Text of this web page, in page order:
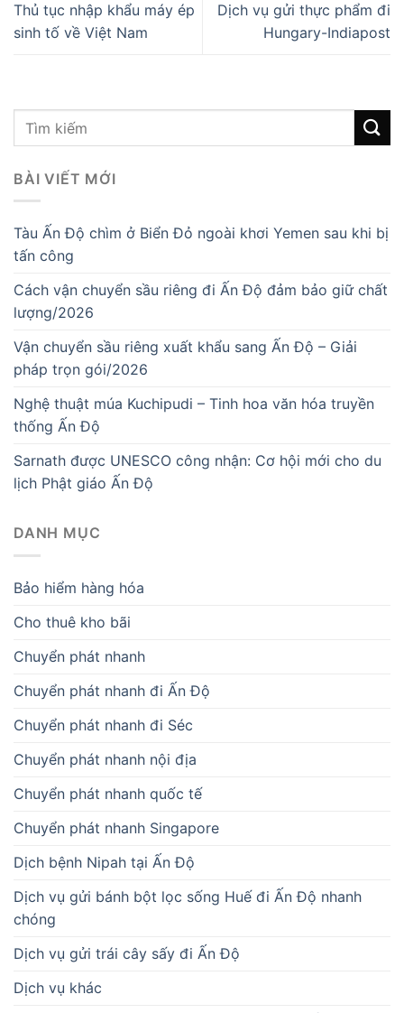
Thủ tục nhập khẩu máy ép
sinh tố về Việt Nam
Dịch vụ gửi thực phẩm đi
Hungary-Indiapost
BÀI VIẾT MỚI
Tàu Ấn Độ chìm ở Biển Đỏ ngoài khơi Yemen sau khi bị
tấn công
Cách vận chuyển sầu riêng đi Ấn Độ đảm bảo giữ chất
lượng/2026
Vận chuyển sầu riêng xuất khẩu sang Ấn Độ – Giải
pháp trọn gói/2026
Nghệ thuật múa Kuchipudi – Tinh hoa văn hóa truyền
thống Ấn Độ
Sarnath được UNESCO công nhận: Cơ hội mới cho du
lịch Phật giáo Ấn Độ
DANH MỤC
Bảo hiểm hàng hóa
Cho thuê kho bãi
Chuyển phát nhanh
Chuyển phát nhanh đi Ấn Độ
Chuyển phát nhanh đi Séc
Chuyển phát nhanh nội địa
Chuyển phát nhanh quốc tế
Chuyển phát nhanh Singapore
Dịch bệnh Nipah tại Ấn Độ
Dịch vụ gửi bánh bột lọc sống Huế đi Ấn Độ nhanh
chóng
Dịch vụ gửi trái cây sấy đi Ấn Độ
Dịch vụ khác